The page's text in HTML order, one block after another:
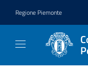
Regione Piemonte